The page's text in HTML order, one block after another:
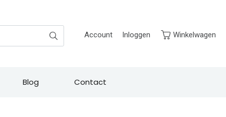
Winkelwagen
Account Inloggen
Blog Contact